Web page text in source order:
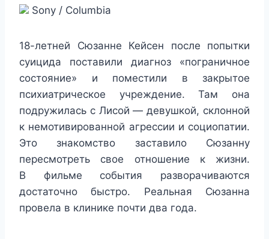
Sony / Columbia
18-летней Сюзанне Кейсен после попытки
суицида поставили диагноз «пограничное
состояние» и поместили в закрытое
психиатрическое учреждение. Там она
подружилась с Лисой — девушкой, склонной
к немотивированной агрессии и социопатии.
Это знакомство заставило Сюзанну
пересмотреть свое отношение к жизни.
В фильме события разворачиваются
достаточно быстро. Реальная Сюзанна
провела в клинике почти два года.